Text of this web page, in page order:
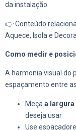
da instalação.
👉 Conteúdo
Aquece, Isola e Decora
Como medir e
A harmonia visual do
espaçamento entre
Meça a largura
deseja usar
Use